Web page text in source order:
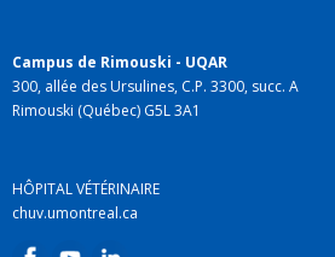
Robert-Sauvé en santé et en
Programmes de subvention :
de recherche
Campus de Rimouski - UQAR
300, allée des Ursulines, C.P. 3300, succ. A
Rimouski (Québec) G5L 3A1
HÔPITAL VÉTÉRINAIRE
chuv.umontreal.ca